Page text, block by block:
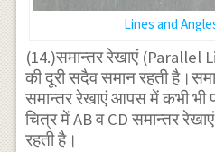
Lines and
(14.)समान्तर रेखाएं (Parallel
की दूरी सदैव समान रहती
समान्तर रेखाएं आपस में कभी भी
चित्र में AB व CD समान्तर
रहती है।